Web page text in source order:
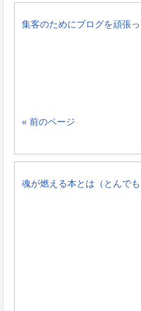
集客のためにブログを頑張
« 前のページ
魂が燃える本とは（とんで